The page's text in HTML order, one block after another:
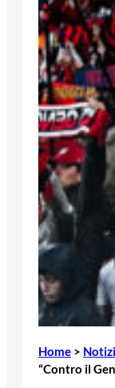
Home >
“Contro il